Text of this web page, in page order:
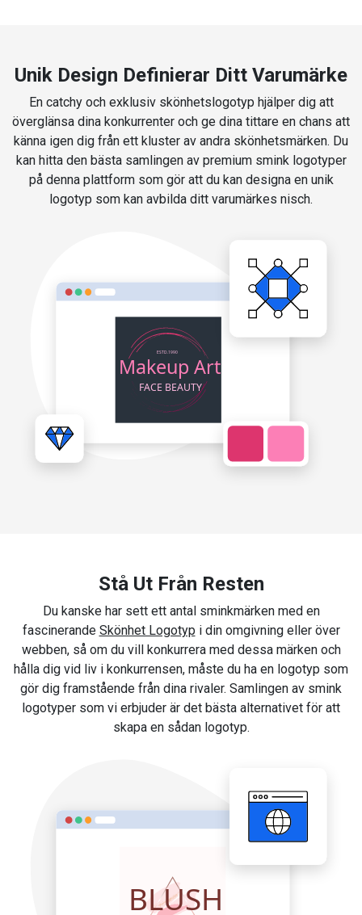
Unik Design Definierar Ditt Varumärke
En catchy och exklusiv skönhetslogotyp hjälper dig att
överglänsa dina konkurrenter och ge dina tittare en chans att
känna igen dig från ett kluster av andra skönhetsmärken. Du
kan hitta den bästa samlingen av premium smink logotyper
på denna plattform som gör att du kan designa en unik
logotyp som kan avbilda ditt varumärkes nisch.
Stå Ut Från Resten
Du kanske har sett ett antal sminkmärken med en
fascinerande Skönhet Logotyp i din omgivning eller över
webben, så om du vill konkurrera med dessa märken och
hålla dig vid liv i konkurrensen, måste du ha en logotyp som
gör dig framstående från dina rivaler. Samlingen av smink
logotyper som vi erbjuder är det bästa alternativet för att
skapa en sådan logotyp.